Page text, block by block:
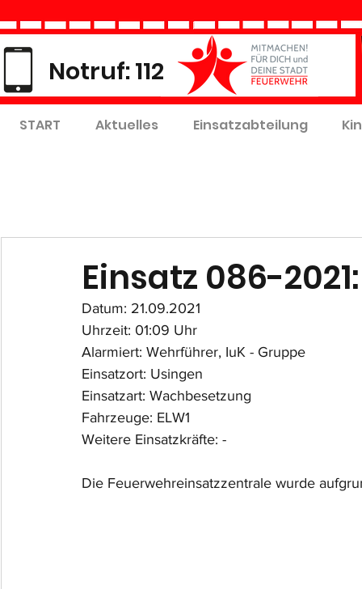
Notruf: 112
START Aktuelles Einsatzabteilung
Einsatz 086-
Datum: 21.09.2021
Uhrzeit: 01:09 Uhr
Alarmiert: Wehrführer, IuK - Gruppe
Einsatzort: Usingen
Einsatzart: Wachbesetzung
Fahrzeuge: ELW1
Weitere Einsatzkräfte: -
Die Feuerwehreinsatzzentrale wurde